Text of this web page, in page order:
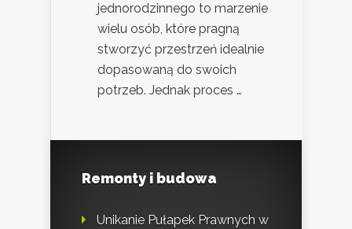
jednorodzinnego to marzenie
wielu osób, które pragną
stworzyć przestrzeń idealnie
dopasowaną do swoich
potrzeb. Jednak proces …
Remonty i budowa
Unikanie Pułapek Prawnych w